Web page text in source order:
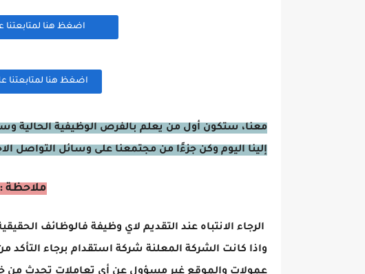
اضغظ هنا
اضغظ هنا لمتابعتنا
معنا، ستكون أول من يعلم بالفرص الوظيفية الحالية
إلينا اليوم وكن جزءًا من مجتمعنا على وسائل التواصل
ملاحظة :
الرجاء الانتباه عند التقديم لاي وظيفة فالوظائف
واذا كانت الشركة المعلنة شركة استقدام برجاء